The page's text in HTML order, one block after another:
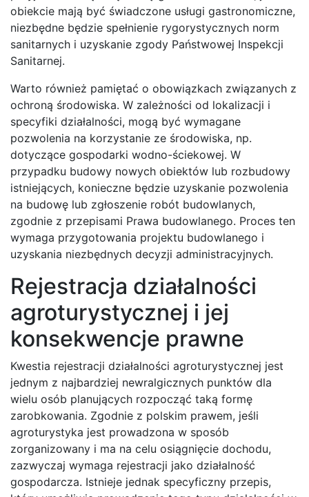
obiekcie mają być świadczone usługi gastronomiczne,
niezbędne będzie spełnienie rygorystycznych norm
sanitarnych i uzyskanie zgody Państwowej Inspekcji
Sanitarnej.
Warto również pamiętać o obowiązkach związanych z
ochroną środowiska. W zależności od lokalizacji i
specyfiki działalności, mogą być wymagane
pozwolenia na korzystanie ze środowiska, np.
dotyczące gospodarki wodno-ściekowej. W
przypadku budowy nowych obiektów lub rozbudowy
istniejących, konieczne będzie uzyskanie pozwolenia
na budowę lub zgłoszenie robót budowlanych,
zgodnie z przepisami Prawa budowlanego. Proces ten
wymaga przygotowania projektu budowlanego i
uzyskania niezbędnych decyzji administracyjnych.
Rejestracja działalności
agroturystycznej i jej
konsekwencje prawne
Kwestia rejestracji działalności agroturystycznej jest
jednym z najbardziej newralgicznych punktów dla
wielu osób planujących rozpocząć taką formę
zarobkowania. Zgodnie z polskim prawem, jeśli
agroturystyka jest prowadzona w sposób
zorganizowany i ma na celu osiągnięcie dochodu,
zazwyczaj wymaga rejestracji jako działalność
gospodarcza. Istnieje jednak specyficzny przepis,